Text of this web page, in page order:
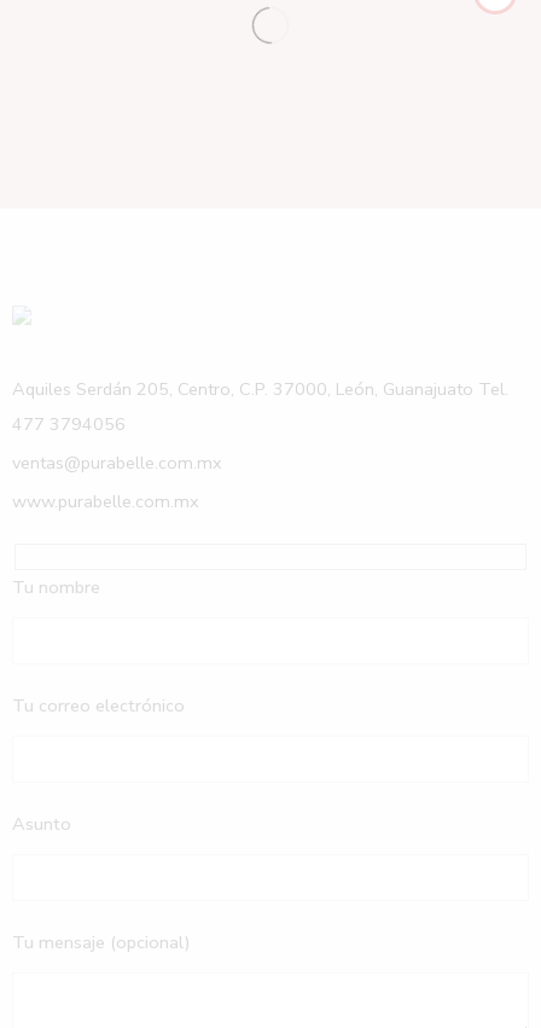
Aquiles Serdán 205, Centro, C.P. 37000, León, Guanajuato Tel.
477 3794056
ventas@purabelle.com.mx
www.purabelle.com.mx
Tu nombre
Tu correo electrónico
Asunto
Tu mensaje (opcional)